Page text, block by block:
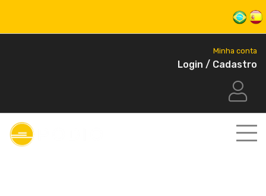
Minha conta
Login / Cadastro